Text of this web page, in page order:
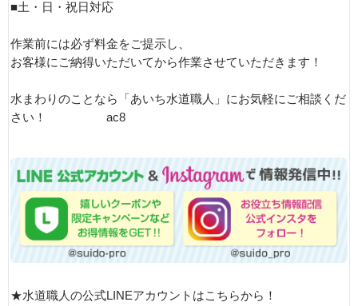
■土・日・祝日対応
作業前には必ず料金をご提示し、
お客様にご納得いただいてから作業させていただきます！
水まわりのことなら「あいち水道職人」にお気軽にご相談くだ
さい！ ac8
★水道職人の公式LINEアカウントはこちらから！